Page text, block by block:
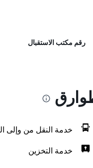
رقم مكتب الاستقبال
خدمة النقل من وإلى
خدمة التخزين